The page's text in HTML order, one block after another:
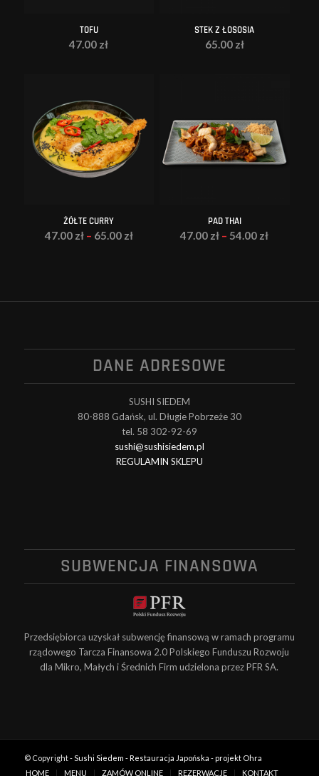
TOFU
47.00 zł
STEK Z ŁOSOSIA
65.00 zł
ŻÓŁTE CURRY
47.00 zł– 65.00 zł
PAD THAI
47.00 zł – 54.00 zł
DANE ADRESOWE
SUSHI SIEDEM
80-888 Gdańsk, ul. Długie Pobrzeże 30
tel. 58 302-92-69
sushi@sushisiedem.pl
REGULAMIN SKLEPU
SUBWENCJA FINANSOWA
Przedsiębiorca uzyskał subwencję finansową w ramach programu
rządowego Tarcza Finansowa 2.0 Polskiego Funduszu Rozwoju
dla Mikro, Małych i Średnich Firm udzielona przez PFR SA.
© Copyright -Sushi Siedem - Restauracja Japońska -projekt Ohra
HOME
MENU ZAMÓW ONLINE REZERWACJE KONTAKT